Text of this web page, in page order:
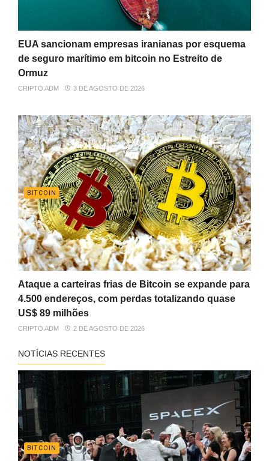
EUA sancionam empresas iranianas por esquema
de seguro marítimo em bitcoin no Estreito de
Ormuz
CRIPTO ADM 3 DE AGOSTO DE 2026
BITCOIN
Ataque a carteiras frias de Bitcoin se expande para
4.500 endereços, com perdas totalizando quase
US$ 89 milhões
CRIPTO ADM 2 DE AGOSTO DE 2026
NOTÍCIAS RECENTES
BITCOIN